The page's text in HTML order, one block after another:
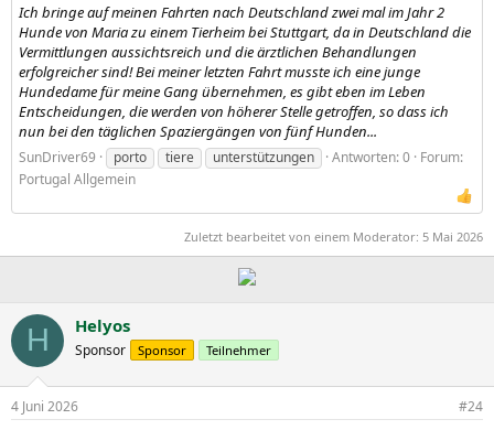
Ich bringe auf meinen Fahrten nach Deutschland zwei mal im Jahr 2
Hunde von Maria zu einem Tierheim bei Stuttgart, da in Deutschland die
Vermittlungen aussichtsreich und die ärztlichen Behandlungen
erfolgreicher sind! Bei meiner letzten Fahrt musste ich eine junge
Hundedame für meine Gang übernehmen, es gibt eben im Leben
Entscheidungen, die werden von höherer Stelle getroffen, so dass ich
nun bei den täglichen Spaziergängen von fünf Hunden...
SunDriver69 porto tiere unterstützungen Antworten: 0 Forum:
Portugal Allgemein
Zuletzt bearbeitet von einem Moderator: 5 Mai 2026
H Helyos
Sponsor Sponsor Teilnehmer
4 Juni 2026 #24